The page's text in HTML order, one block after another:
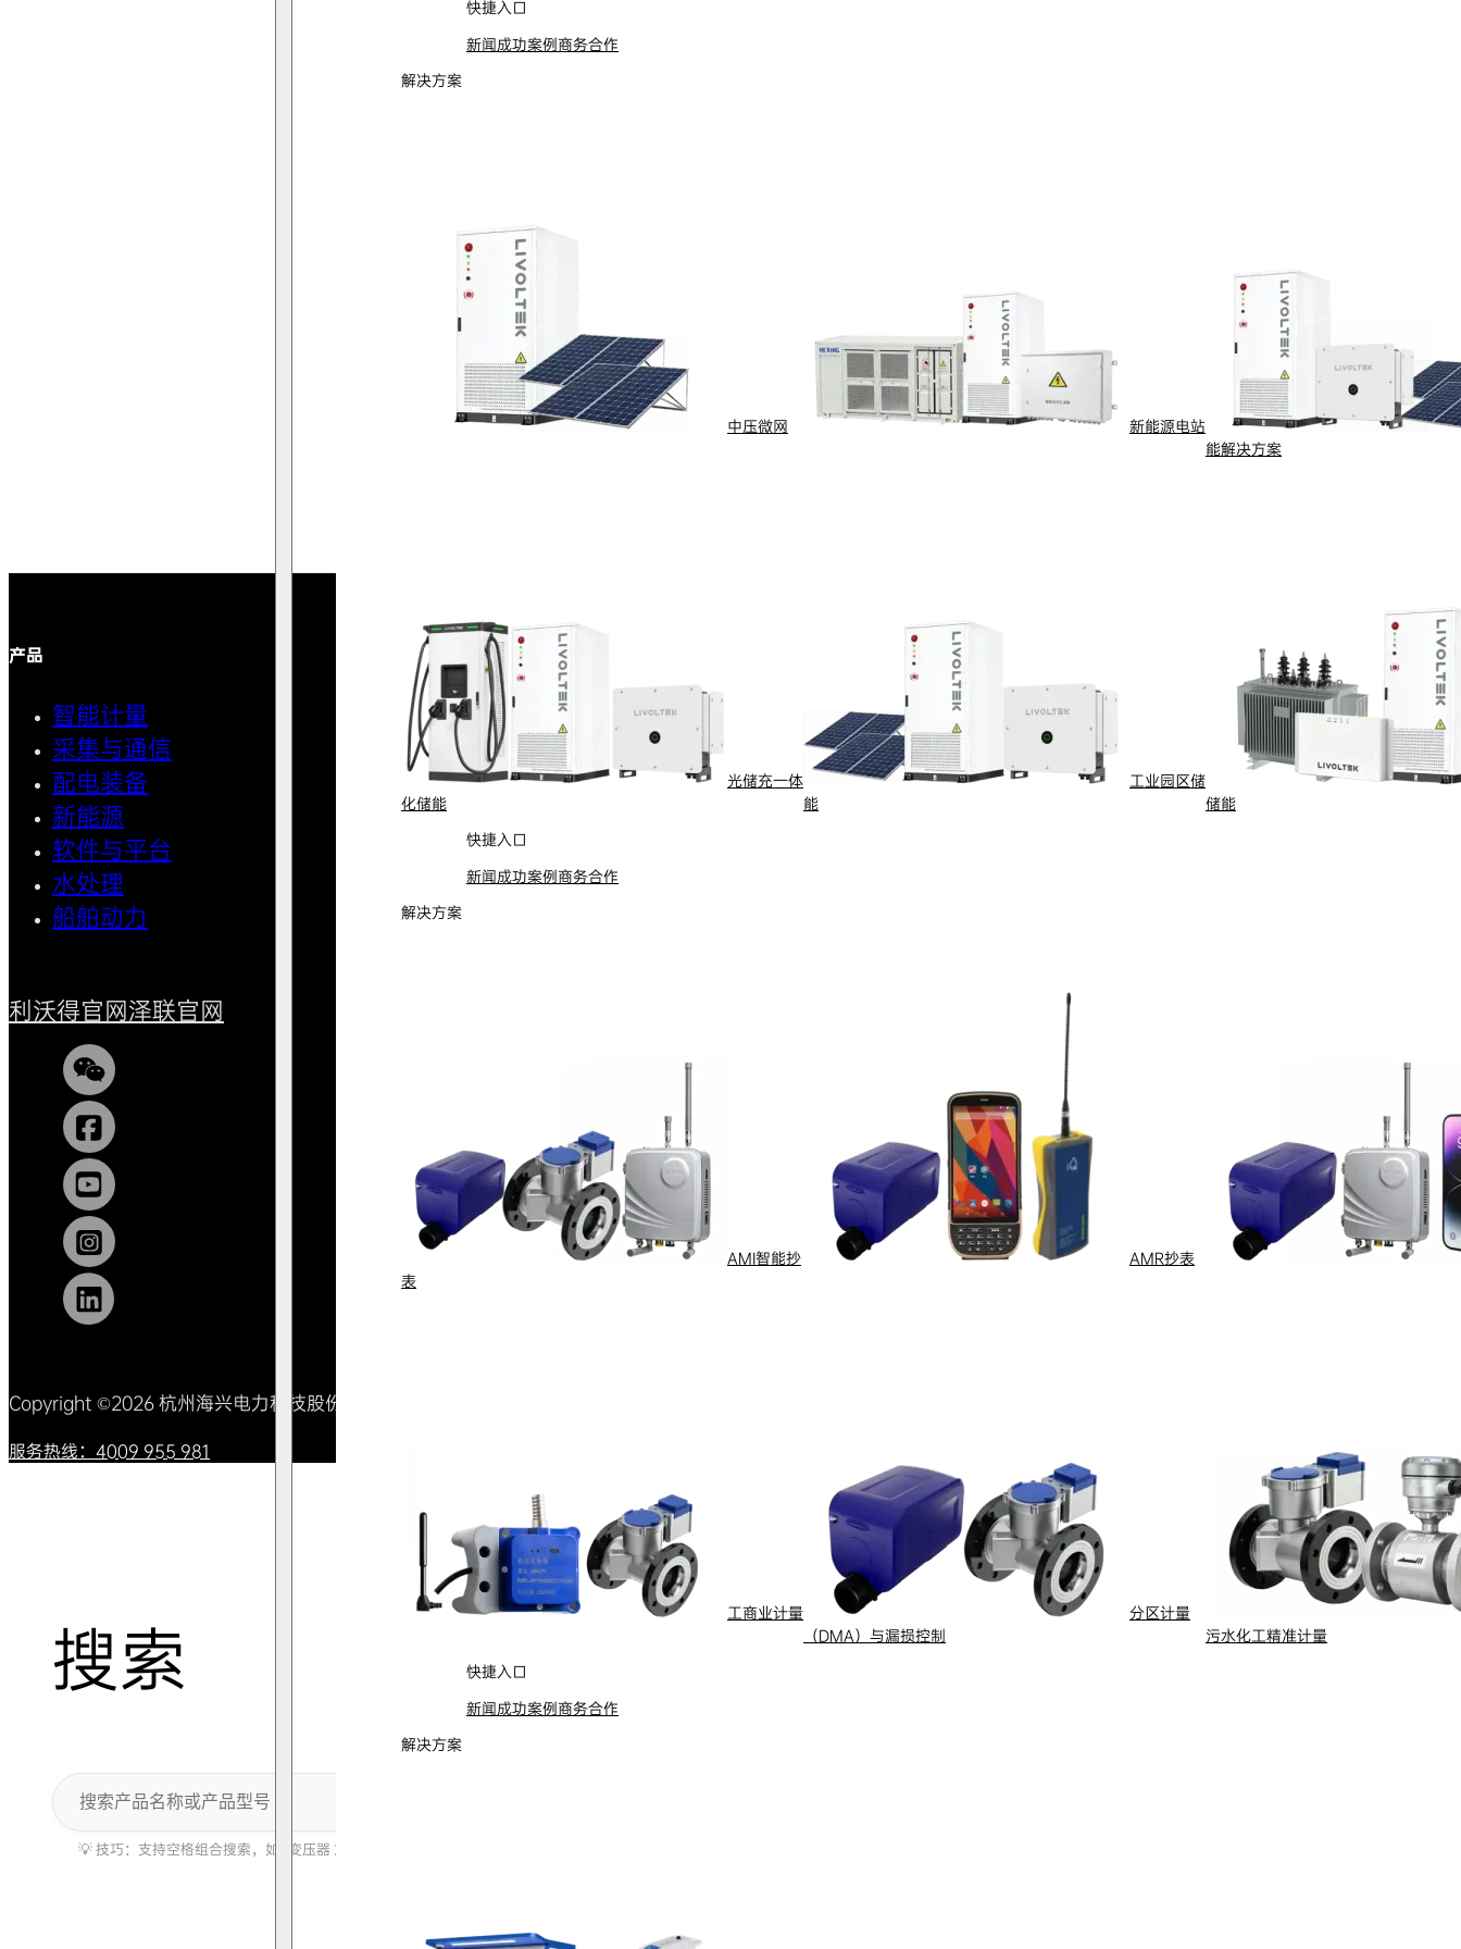
快捷入口
新闻成功案例商务合作
解决方案
中压微网
新能源电站
能解决方案
光储充一体
化储能
工业园区储
能
储能
快捷入口
新闻成功案例商务合作
解决方案
AMI智能抄
表
AMR抄表
工商业计量
分区计量
（DMA）与漏损控制
污水化工精准计量
快捷入口
新闻成功案例商务合作
解决方案
售后服务
产品
智能计量
采集与通信
配电装备
新能源
软件与平台
水处理
船舶动力
解决方案
智能用电计量
馈线自动化
中压微网
AMI智能抄表
清洁用水
小型船舶电动推进系统
智能配用电
新能源
智慧水务
智慧燃气
临时公告
投资者保护
投资者互动
服务
利沃得官网泽联官网
Copyright ©2026 杭州海兴电力科技股份有限公司 All Rights Reserved
服务热线：4009 955 981
搜索